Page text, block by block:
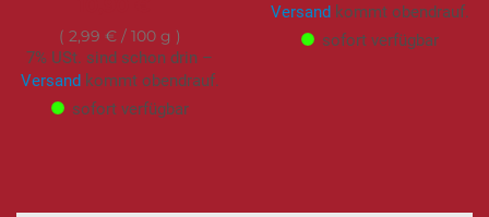
2,99 €/ 100 g
7% USt. sind schon drin –
Versandkommt obendrauf.
sofort verfügbar
Versandkommt obendrauf.
sofort verfügbar